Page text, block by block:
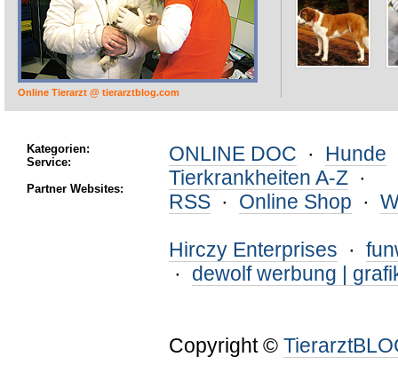
Online Tierarzt @ tierarztblog.com
Kategorien:
Service:
Partner Websites:
ONLINE DOC · Hunde
Tierkrankheiten A-Z ·
RSS · Online Shop ·
Hirczy Enterprises ·
· dewolf werbung |
Copyright ©